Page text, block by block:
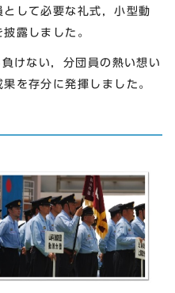
して必要な礼式，小型動
露しました。
けない，分団員の熱い想い
を存分に発揮しました。